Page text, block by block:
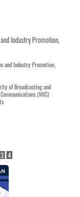
Industry Promotion,
and Industry Promotion,
of Broadcasting and
(MIC)
3 4